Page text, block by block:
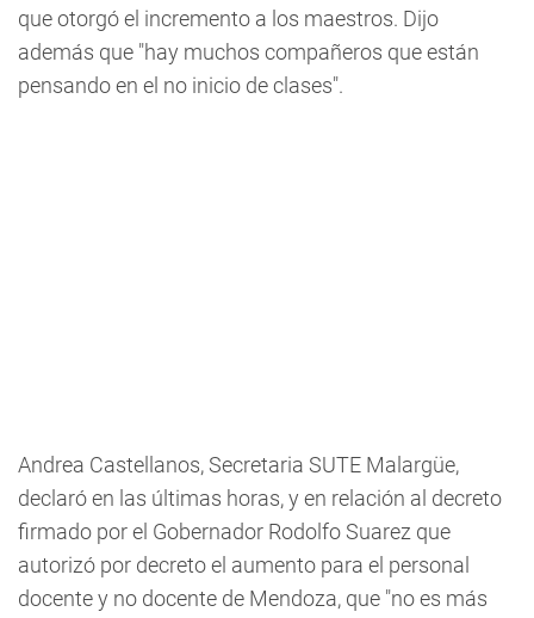
que otorgó el incremento a los maestros. Dijo
además que "hay muchos compañeros que están
pensando en el no inicio de clases".
Andrea Castellanos, Secretaria SUTE Malargüe,
declaró en las últimas horas, y en relación al decreto
firmado por el Gobernador Rodolfo Suarez que
autorizó por decreto el aumento para el personal
docente y no docente de Mendoza, que "no es más